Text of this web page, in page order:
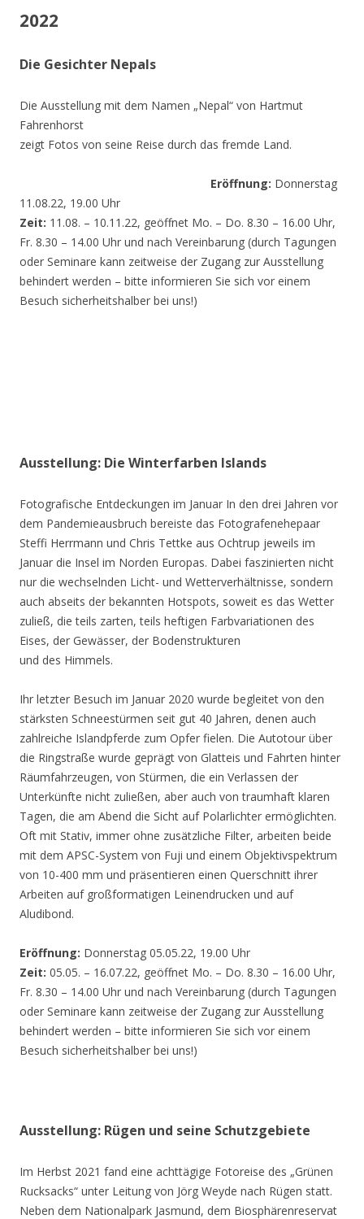
2022
Die Gesichter Nepals
Die Ausstellung mit dem Namen „Nepal“ von Hartmut
Fahrenhorst
zeigt Fotos von seine Reise durch das fremde Land.
Eröffnung: Donnerstag
11.08.22, 19.00 Uhr
Zeit: 11.08. – 10.11.22, geöffnet Mo. – Do. 8.30 – 16.00 Uhr,
Fr. 8.30 – 14.00 Uhr und nach Vereinbarung (durch Tagungen
oder Seminare kann zeitweise der Zugang zur Ausstellung
behindert werden – bitte informieren Sie sich vor einem
Besuch sicherheitshalber bei uns!)
Ausstellung: Die Winterfarben Islands
Fotografische Entdeckungen im Januar In den drei Jahren vor
dem Pandemieausbruch bereiste das Fotografenehepaar
Steffi Herrmann und Chris Tettke aus Ochtrup jeweils im
Januar die Insel im Norden Europas. Dabei faszinierten nicht
nur die wechselnden Licht- und Wetterverhältnisse, sondern
auch abseits der bekannten Hotspots, soweit es das Wetter
zuließ, die teils zarten, teils heftigen Farbvariationen des
Eises, der Gewässer, der Bodenstrukturen
und des Himmels.
Ihr letzter Besuch im Januar 2020 wurde begleitet von den
stärksten Schneestürmen seit gut 40 Jahren, denen auch
zahlreiche Islandpferde zum Opfer fielen. Die Autotour über
die Ringstraße wurde geprägt von Glatteis und Fahrten hinter
Räumfahrzeugen, von Stürmen, die ein Verlassen der
Unterkünfte nicht zuließen, aber auch von traumhaft klaren
Tagen, die am Abend die Sicht auf Polarlichter ermöglichten.
Oft mit Stativ, immer ohne zusätzliche Filter, arbeiten beide
mit dem APSC-System von Fuji und einem Objektivspektrum
von 10-400 mm und präsentieren einen Querschnitt ihrer
Arbeiten auf großformatigen Leinendrucken und auf
Aludibond.
Eröffnung: Donnerstag 05.05.22, 19.00 Uhr
Zeit: 05.05. – 16.07.22, geöffnet Mo. – Do. 8.30 – 16.00 Uhr,
Fr. 8.30 – 14.00 Uhr und nach Vereinbarung (durch Tagungen
oder Seminare kann zeitweise der Zugang zur Ausstellung
behindert werden – bitte informieren Sie sich vor einem
Besuch sicherheitshalber bei uns!)
Ausstellung: Rügen und seine Schutzgebiete
Im Herbst 2021 fand eine achttägige Fotoreise des „Grünen
Rucksacks“ unter Leitung von Jörg Weyde nach Rügen statt.
Neben dem Nationalpark Jasmund, dem Biosphärenreservat